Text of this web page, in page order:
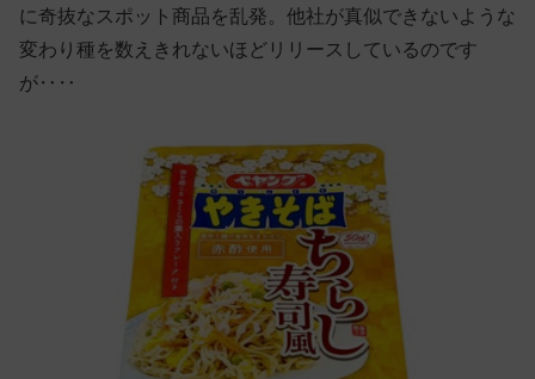
に奇抜なスポット商品を乱発。他社が真似できないような
変わり種を数えきれないほどリリースしているのです
が‥‥